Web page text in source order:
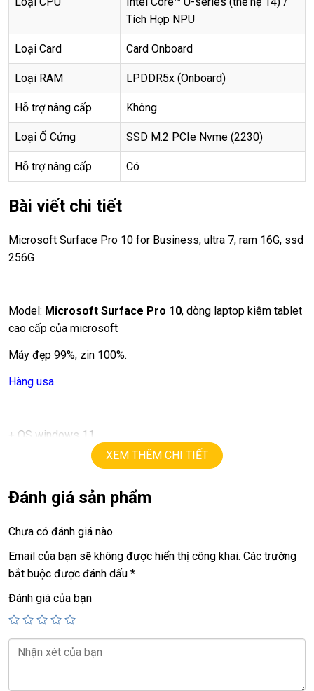
Tích Hợp NPU
Loại Card Card Onboard
Loại RAM LPDDR5x (Onboard)
Hỗ trợ nâng cấp Không
Loại Ổ Cứng SSD M.2 PCIe Nvme (2230)
Hỗ trợ nâng cấp Có
Bài viết chi tiết
Microsoft Surface Pro 10 for Business, ultra 7, ram 16G, ssd
256G
Model: Microsoft Surface Pro 10, dòng laptop kiêm tablet
cao cấp của microsoft
Máy đẹp 99%, zin 100%.
Hàng usa.
+ OS windows 11
ultra 7 – 165U
+ ram 16G
cảm ứng đa điểm (2880X 1920) 120Hz
+ Pin 99%, mới sạc 46 lần.
+ 2 camera, 2 usb type C, face ID….
Giá :32.9tr ( máy + sạc + phím+ bút)
XEM THÊM CHI TIẾT
Đánh giá sản phẩm
Chưa có đánh giá nào.
Email của bạn sẽ không được hiển thị công khai. Các trường
bắt buộc được đánh dấu *
Đánh giá của bạn